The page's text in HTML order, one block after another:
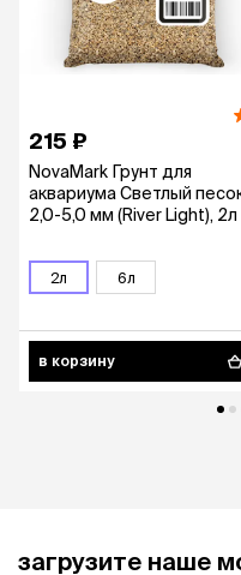
215 ₽
NovaMark Грунт для
аквариума Светлый
2,0-5,0 мм (River Light), 2л
2л 6л
в корзину
загрузите наше